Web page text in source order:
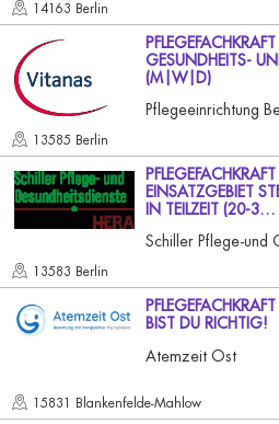
14163 Berlin
GESUNDHEITS-
(M|W|D)
Pflegeeinrichtung
13585 Berlin
EINSATZGEBIET
IN TEILZEIT (20-3…
13583 Berlin
BIST DU RICHTIG!
Atemzeit Ost
15831 Blankenfelde-Mahlow